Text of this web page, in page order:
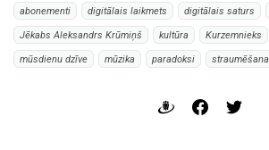
abonementi digitālais laikmets digitālais saturs
Jēkabs Aleksandrs Krūmiņš kultūra Kurzemnieks
mūsdienu dzīve mūzika paradoksi straumēšana